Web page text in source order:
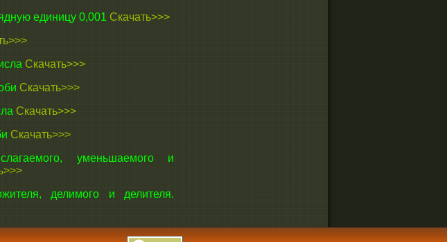
единицу 0,001 Скачать>>>
Скачать>>>
Скачать>>>
Скачать>>>
Скачать>>>
уменьшаемого и
делимого и делителя.